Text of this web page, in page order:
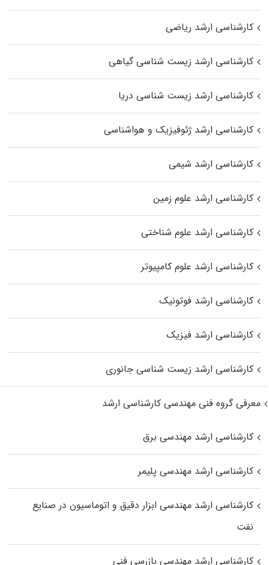
کارشناسی ارشد ریاضی
کارشناسی ارشد زیست‌ شناسی گیاهی
کارشناسی ارشد زیست‌ شناسی دریا
کارشناسی ارشد ژئوفیزیک و هواشناسی
کارشناسی ارشد شیمی
کارشناسی ارشد علوم زمین
کارشناسی ارشد علوم شناختی
کارشناسی ارشد علوم کامپیوتر
کارشناسی ارشد فوتونیک
کارشناسی ارشد فیزیک
کارشناسی ارشد زیست‌ شناسی جانوری
معرفی گروه فنی مهندسی کارشناسی ارشد
کارشناسی ارشد مهندسی برق
کارشناسی ارشد مهندسی پلیمر
کارشناسی ارشد مهندسی ابزار دقیق و اتوماسیون در صنایع
نفت
کارشناسی ارشد مهندسی بازرسی فنی